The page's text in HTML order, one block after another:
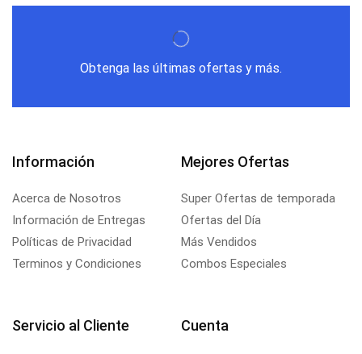
Obtenga las últimas ofertas y más.
Información
Acerca de Nosotros
Información de Entregas
Políticas de Privacidad
Terminos y Condiciones
Mejores Ofertas
Super Ofertas de temporada
Ofertas del Día
Más Vendidos
Combos Especiales
Servicio al Cliente Cuenta